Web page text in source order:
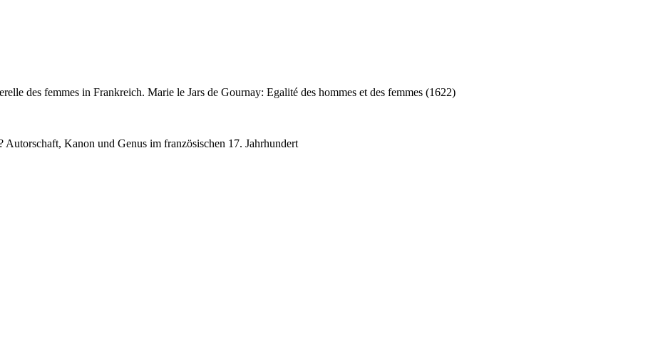
des femmes in Frankreich. Marie le Jars de Gournay: Egalité des hommes et des femmes (1622)
Kanon und Genus im französischen 17. Jahrhundert